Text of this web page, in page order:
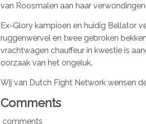
van Roosmalen aan haar
Ex-Glory kampioen en huidig Bellator
ruggenwervel en twee gebroken
vrachtwagen chauffeur in kwestie is
oorzaak van het ongeluk.
Wij van Dutch Fight Network wensen
Comments
comments